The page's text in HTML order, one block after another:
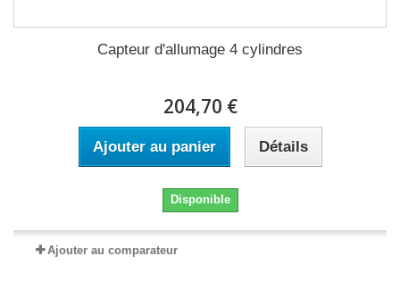
Capteur d'allumage 4 cylindres
204,70 €
Ajouter au panier Détails
Disponible
Ajouter au comparateur